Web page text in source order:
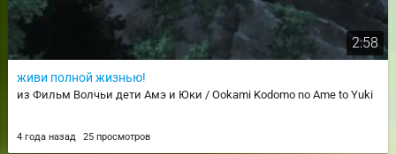
2:58
живи полной жизнью!
из Фильм Волчьи дети Амэ и Юки / Ookami Kodomo no Ame to Yuki
4 года назад 25 просмотров